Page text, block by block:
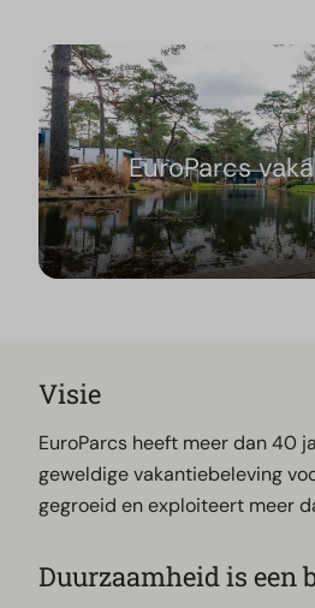
EuroParcs
Visie
EuroParcs heeft meer dan 40
geweldige vakantiebeleving
gegroeid en exploiteert meer
Duurzaamheid is een